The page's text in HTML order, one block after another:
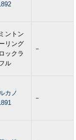
ントン
リング
ックラ
ル
－
カノ
－